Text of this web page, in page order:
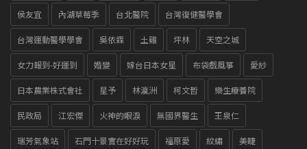
侯友宜 內湖草莓季 台北醫院 台灣復健醫學會
台灣運動醫學學會 吳依霖 土雞 坪林 天空之城
女力報到-好運到 婚變 嫁台日本女星 布袋戲風箏 愛紗
日本農業株式會社 星予 林瀛洲 柯文哲 樂生療養院
民政局 江宏傑 火神的眼淚 無國界醫生 王泉仁
瑞芳氣象站 石門十景實在好好玩 福原愛 紋繡 美睫